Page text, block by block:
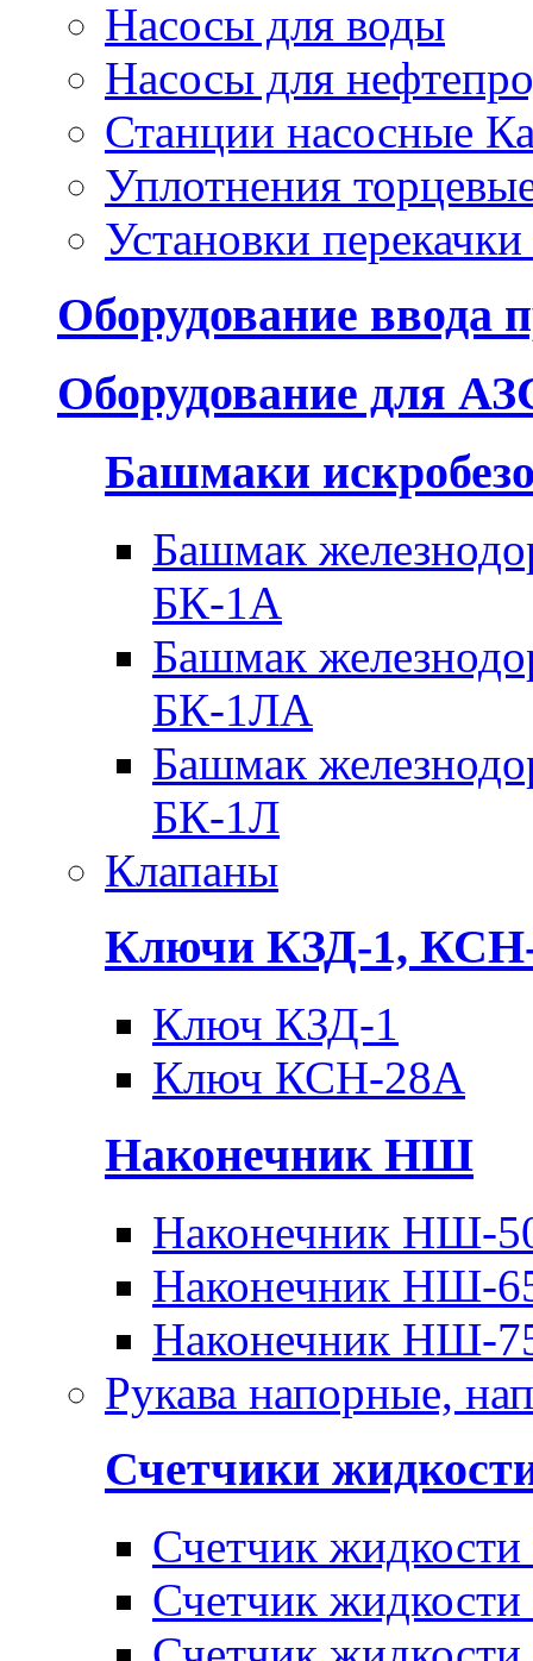
Насосы для воды
Насосы для
Станции насосные
Уплотнения
Установки
Оборудование ввода
Оборудование для
Башмаки
Башмак
БК-1А
Башмак
БК-1ЛА
Башмак
БК-1Л
Клапаны
Ключи КЗД-1,
Ключ КЗД-1
Ключ КСН-28А
Наконечник НШ
Наконечник НШ-
Наконечник НШ-
Наконечник НШ-
Рукава напорные,
Счетчики
Счетчик
Счетчик